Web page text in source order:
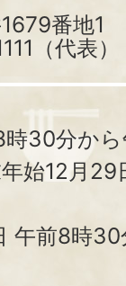
番地1
（代表）
30分か
始12月
午前8時